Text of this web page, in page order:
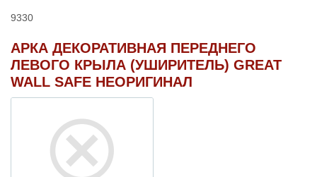
9330
АРКА ДЕКОРАТИВНАЯ ПЕРЕДНЕГО
ЛЕВОГО КРЫЛА (УШИРИТЕЛЬ) GREAT
WALL SAFE НЕОРИГИНАЛ